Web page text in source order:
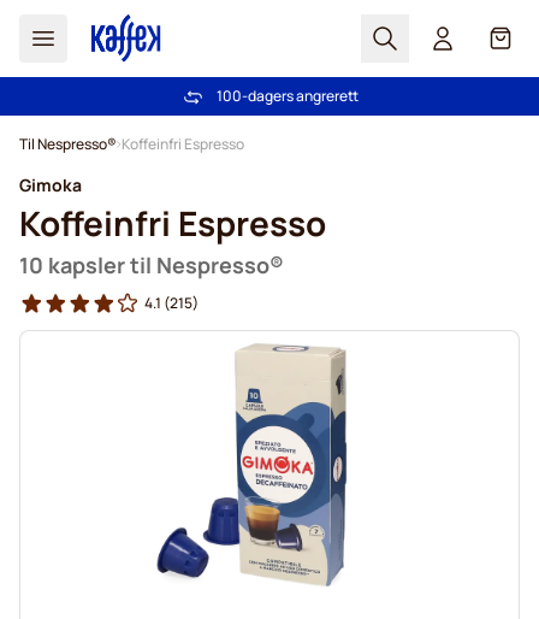
Søk Cart
Gratis frakt over kr 599
100-dagers angrerett
Til Nespresso® Koffeinfri Espresso
Gimoka
Koffeinfri Espresso
10 kapsler til Nespresso®
4.1 (215)